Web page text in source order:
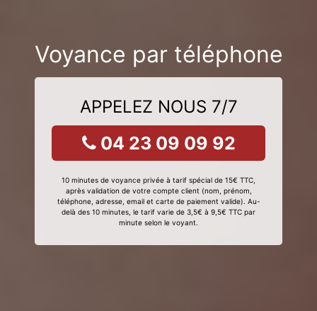
Voyance par téléphone
APPELEZ NOUS 7/7
04 23 09 09 92
10 minutes de voyance privée à tarif spécial de 15€ TTC,
après validation de votre compte client (nom, prénom,
téléphone, adresse, email et carte de paiement valide). Au-
delà des 10 minutes, le tarif varie de 3,5€ à 9,5€ TTC par
minute selon le voyant.